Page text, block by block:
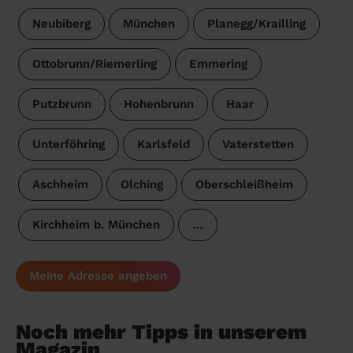
Neubiberg München Planegg/Krailling
Ottobrunn/Riemerling Emmering
Putzbrunn Hohenbrunn Haar
Unterföhring Karlsfeld Vaterstetten
Aschheim Olching Oberschleißheim
Kirchheim b. München …
Meine Adresse angeben
Noch mehr Tipps in unserem